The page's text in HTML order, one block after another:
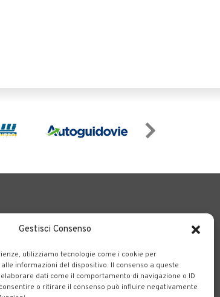
Gestisci Consenso
utilizziamo tecnologie come i cookie per
informazioni del dispositivo. Il consenso a queste
dati come il comportamento di navigazione o ID
o ritirare il consenso può influire negativamente